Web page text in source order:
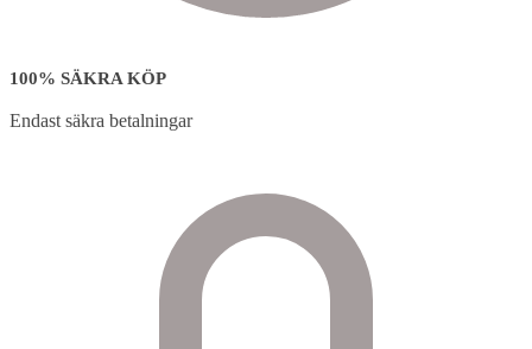
100% SÄKRA KÖP
Endast säkra betalningar